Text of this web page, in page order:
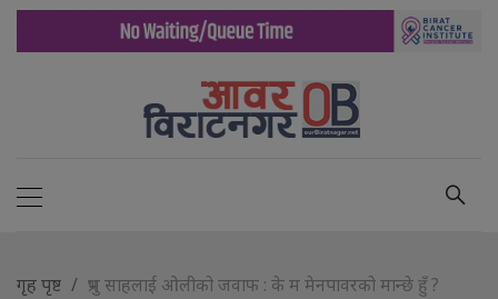
गृह पृष्ट प्रभु साहलाई ओलीको जवाफ : के म मेनपावरको मान्छे हुँ ?